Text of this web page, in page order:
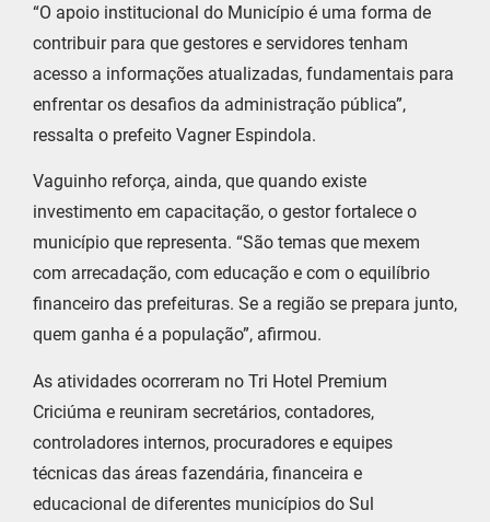
“O apoio institucional do Município é uma forma de
contribuir para que gestores e servidores tenham
acesso a informações atualizadas, fundamentais para
enfrentar os desafios da administração pública”,
ressalta o prefeito Vagner Espindola.
Vaguinho reforça, ainda, que quando existe
investimento em capacitação, o gestor fortalece o
município que representa. “São temas que mexem
com arrecadação, com educação e com o equilíbrio
financeiro das prefeituras. Se a região se prepara junto,
quem ganha é a população”, afirmou.
As atividades ocorreram no Tri Hotel Premium
Criciúma e reuniram secretários, contadores,
controladores internos, procuradores e equipes
técnicas das áreas fazendária, financeira e
educacional de diferentes municípios do Sul